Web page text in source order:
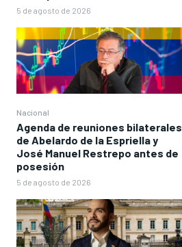
5 de agosto de 2026
Nacional
Agenda de reuniones bilaterales
de Abelardo de la Espriella y
José Manuel Restrepo antes de
posesión
5 de agosto de 2026